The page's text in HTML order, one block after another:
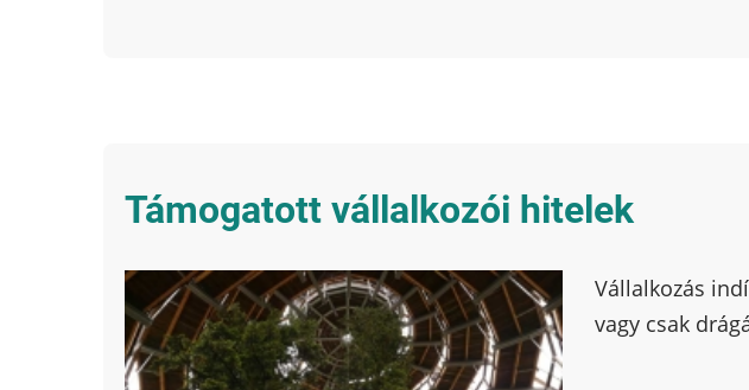
Támogatott vállalkozói hitelek
Vállalkozás
vagy csak